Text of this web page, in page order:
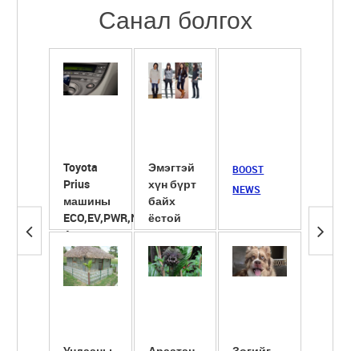
Санал болгох
Toyota
Prius
машины
ECO,EV,PWR,NRL
4 горим
Эмэгтэй
хүн бүрт
байх
ёстой
гутлууд
BOOST
NEWS